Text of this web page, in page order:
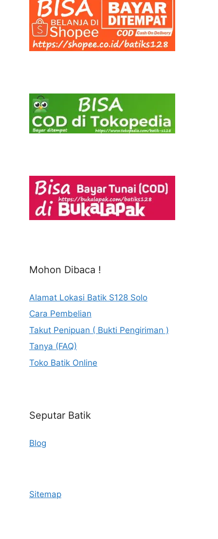
Mohon Dibaca !
Alamat Lokasi Batik S128 Solo
Cara Pembelian
Takut Penipuan ( Bukti Pengiriman )
Tanya (FAQ)
Toko Batik Online
Seputar Batik
Blog
Sitemap